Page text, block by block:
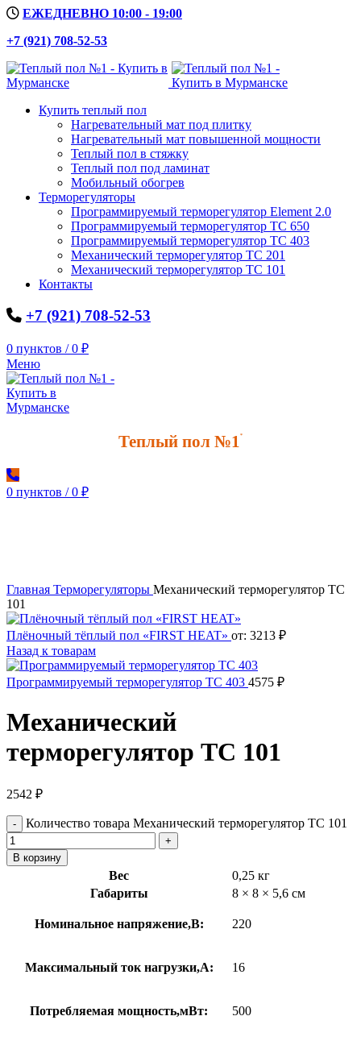
ЕЖЕДНЕВНО 10:00 - 19:00
+7 (921) 708-52-53
Купить теплый пол
Нагревательный мат под плитку
Нагревательный мат повышенной мощности
Теплый пол в стяжку
Теплый пол под ламинат
Мобильный обогрев
Терморегуляторы
Программируемый терморегулятор Element 2.0
Программируемый терморегулятор ТС 650
Программируемый терморегулятор ТС 403
Механический терморегулятор ТС 201
Механический терморегулятор ТС 101
Контакты
+7 (921) 708-52-53
0 пунктов / 0 ₽
Меню
Теплый пол №1 *
0 пунктов / 0 ₽
Главная Терморегуляторы Механический терморегулятор ТС
101
Плёночный тёплый пол «FIRST HEAT» от: 3213 ₽
Назад к товарам
Программируемый терморегулятор ТС 403 4575 ₽
Механический
терморегулятор ТС 101
2542 ₽
Количество товара Механический терморегулятор ТС 101
В корзину
Вес
0,25 кг
Габариты
8 × 8 × 5,6 см
Номинальное напряжение,В: 220
Максимальный ток нагрузки,А: 16
Потребляемая мощность,мВт: 500